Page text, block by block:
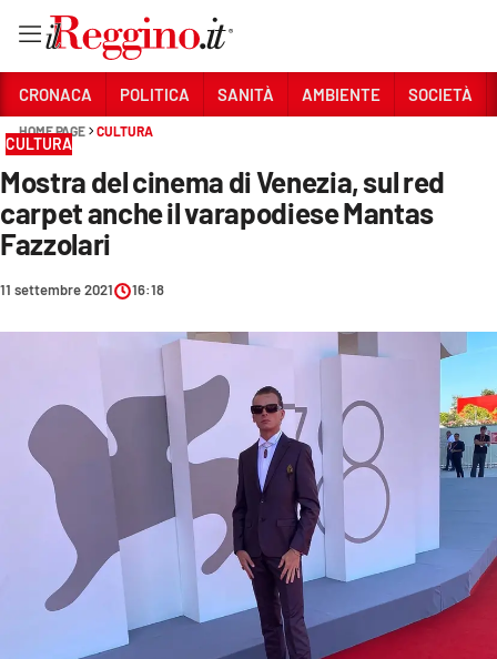
Sezioni
CRONACA
POLITICA
SANITÀ
AMBIENTE
CULTURA
ECONOMIA E LAVORO
EVENTI
SPORT
CRONACA POLITICA SANITÀ AMBIENTE SOCIETÀ
HOME PAGE CULTURA
CULTURA
Mostra del cinema di Venezia, sul red
carpet anche il varapodiese Mantas
Fazzolari
11 settembre 2021 16:18